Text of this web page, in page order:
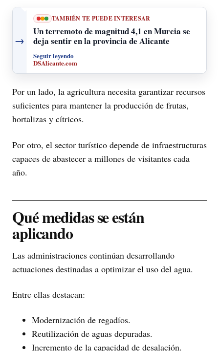
→
TAMBIÉN TE PUEDE INTERESAR
Un terremoto de magnitud 4,1 en Murcia se
deja sentir en la provincia de Alicante
Seguir leyendo
DSAlicante.com
Por un lado, la agricultura necesita garantizar recursos
suficientes para mantener la producción de frutas,
hortalizas y cítricos.
Por otro, el sector turístico depende de infraestructuras
capaces de abastecer a millones de visitantes cada
año.
Qué medidas se están
aplicando
Las administraciones continúan desarrollando
actuaciones destinadas a optimizar el uso del agua.
Entre ellas destacan:
Modernización de regadíos.
Reutilización de aguas depuradas.
Incremento de la capacidad de desalación.